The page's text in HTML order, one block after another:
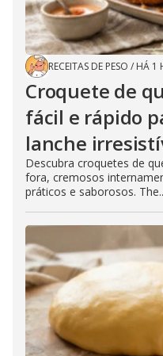
RECEITAS DE PESO / HÁ 1
Croquete de
fácil e rápido
lanche
Descubra croquetes de
fora, cremosos
práticos e saborosos.